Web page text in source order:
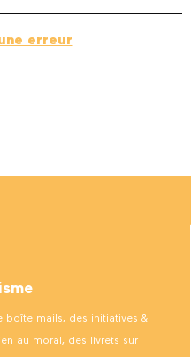
erreur
boîte mails, des initiatives &
au moral, des livrets sur